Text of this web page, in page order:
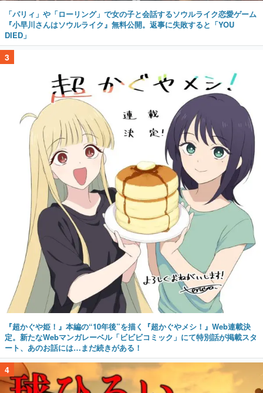
「パリィ」や「ローリング」で女の子と会話するソウルライク恋愛ゲーム
『小早川さんはソウルライク』無料公開。返事に失敗すると「YOU
DIED」
3
『超かぐや姫！』本編の“10年後”を描く『超かぐやメシ！』Web連載決
定。新たなWebマンガレーベル「ビビビコミック」にて特別話が掲載スタ
ート、あのお話には…まだ続きがある！
4